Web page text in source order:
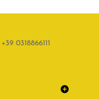
0318866111